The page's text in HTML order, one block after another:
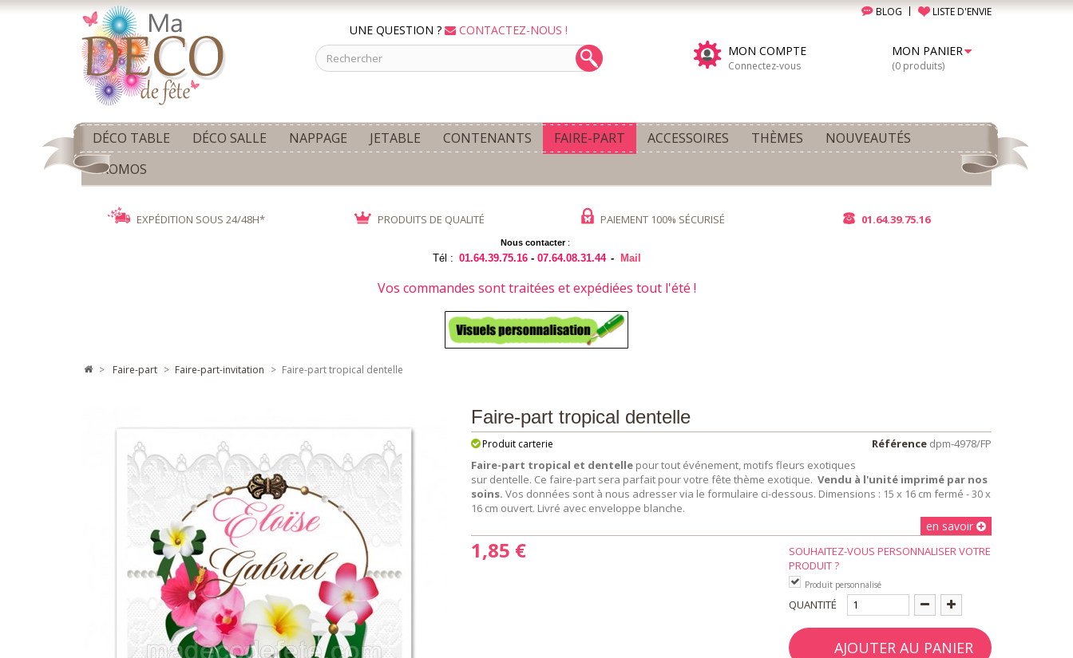
BLOG LISTE D'ENVIE
UNE QUESTION ?
CONTACTEZ-NOUS !
MON COMPTE
Connectez-vous
MON PANIER
(0 produits)
DÉCO TABLE DÉCO SALLE NAPPAGE JETABLE CONTENANTS FAIRE-PART ACCESSOIRES THÈMES
NOUVEAUTÉS
PROMOS
EXPÉDITION SOUS 24/48H* PRODUITS DE QUALITÉ PAIEMENT 100% SÉCURISÉ 01.64.39.75.16
Nous contacter:
Tél : 01.64.39.75.16 -07.64.08.31.44 - Mail
Vos commandes sont traitées et expédiées tout l'été !
> faire-part > faire-part-invitation > Faire-part tropical dentelle
Faire-part tropical dentelle
Référence dpm-4978/FP
Produit carterie
Faire-part tropical et dentelle pour tout événement, motifs fleurs exotiques
sur dentelle. Ce faire-part sera parfait pour votre fête thème exotique. Vendu à l'unité imprimé par nos
soins. Vos données sont à nous adresser via le formulaire ci-dessous. Dimensions : 15 x 16 cm fermé - 30 x
16 cm ouvert. Livré avec enveloppe blanche.
en savoir
1,85 €
SOUHAITEZ-VOUS PERSONNALISER VOTRE
Produit personnalisé
QUANTITÉ
AJOUTER AU PANIER